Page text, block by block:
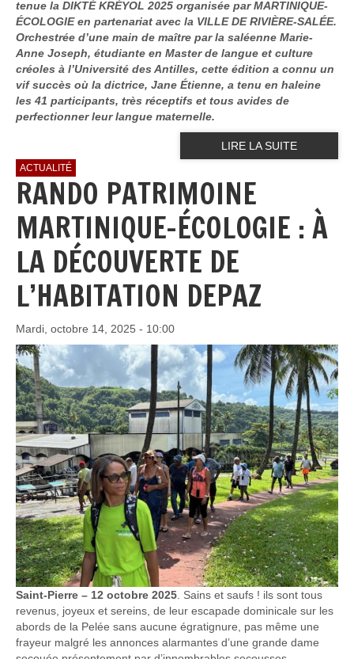
tenue la DIKTÉ KRÉYOL 2025 organisée par MARTINIQUE-
ÉCOLOGIE en partenariat avec la VILLE DE RIVIÈRE-SALÉE.
Orchestrée d’une main de maître par la saléenne Marie-
Anne Joseph, étudiante en Master de langue et culture
créoles à l’Université des Antilles, cette édition a connu un
vif succès où la dictrice, Jane Étienne, a tenu en haleine
les 41 participants, très réceptifs et tous avides de
perfectionner leur langue maternelle.
LIRE LA SUITE
ACTUALITÉ
RANDO PATRIMOINE
MARTINIQUE-ÉCOLOGIE : À
LA DÉCOUVERTE DE
L’HABITATION DEPAZ
Mardi, octobre 14, 2025 - 10:00
Saint-Pierre – 12 octobre 2025 . Sains et saufs ! ils sont tous
revenus, joyeux et sereins, de leur escapade dominicale sur les
abords de la Pelée sans aucune égratignure, pas même une
frayeur malgré les annonces alarmantes d’une grande dame